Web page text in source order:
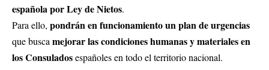
española por Ley de Nietos.
Para ello, pondrán en funcionamiento un plan de urgencias
que busca mejorar las condiciones humanas y materiales en
los Consuladosespañoles en todo el territorio nacional.